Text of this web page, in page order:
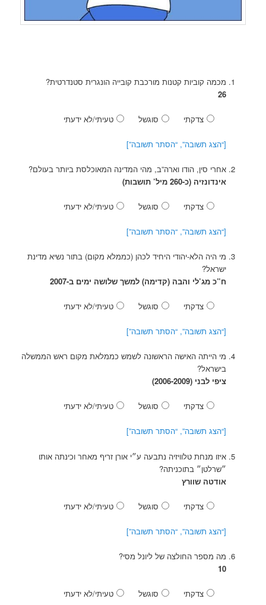
מכמה קוביות קטנות מורכבת קובייה הונגרית סטנדרטית?
26
צדקתי סוגשל טעיתי/לא ידעתי
[“הצג תשובה”, “הסתר תשובה”]
אחרי סין, הודו וארה”ב, מהי המדינה המאוכלסת ביותר בעולם?
אינדונזיה (כ-260 מיל’ תושבות)
צדקתי סוגשל טעיתי/לא ידעתי
[“הצג תשובה”, “הסתר תשובה”]
מי היה הלא-יהודי היחיד לכהן (כממלא מקום) בתור נשיא מדינת
ישראל?
ח”כ מג’לי והבה (קדימה) למשך שלושה ימים ב-2007
צדקתי סוגשל טעיתי/לא ידעתי
[“הצג תשובה”, “הסתר תשובה”]
מי הייתה האישה הראשונה לשמש כממלאת מקום ראש הממשלה
בישראל?
ציפי לבני (2006-2009)
צדקתי סוגשל טעיתי/לא ידעתי
[“הצג תשובה”, “הסתר תשובה”]
איזו מנחת טלוויזיה נתבעה ע״י אורן זריף מאחר וכינתה אותו
״שרלטן״ בתוכניתה?
אודטה שוורץ
צדקתי סוגשל טעיתי/לא ידעתי
[“הצג תשובה”, “הסתר תשובה”]
מה מספר החולצה של ליונל מסי?
10
צדקתי סוגשל טעיתי/לא ידעתי